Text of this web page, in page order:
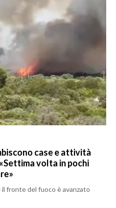
case e attività
volta in pochi
fronte del fuoco è avanzato